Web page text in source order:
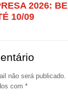
2026:
10/09
não será publicado.
com *